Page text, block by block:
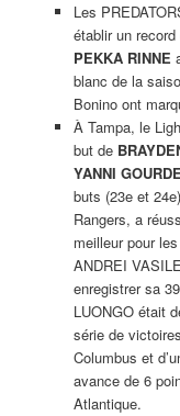
Les
établir un
PEKKA RINNE
blanc de la
Bonino ont
À Tampa, le
but de
YANNI GOURDE
buts (23e et
Rangers, a
meilleur pour
ANDREI
enregistrer sa
LUONGO était
série de
Columbus et
avance de 6
Atlantique.